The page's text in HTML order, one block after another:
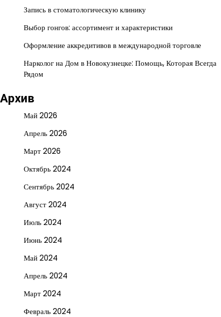
Запись в стоматологическую клинику
Выбор гонгов: ассортимент и характеристики
Оформление аккредитивов в международной торговле
Нарколог на Дом в Новокузнецке: Помощь, Которая Всегда
Рядом
Архив
Май 2026
Апрель 2026
Март 2026
Октябрь 2024
Сентябрь 2024
Август 2024
Июль 2024
Июнь 2024
Май 2024
Апрель 2024
Март 2024
Февраль 2024